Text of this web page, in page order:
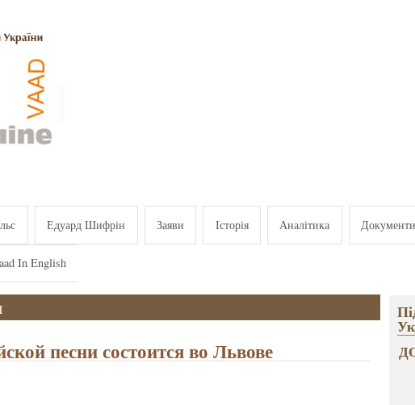
Едуард Шифрін Заяви Історія Аналітика Документи
In English
песни состоится во Львове